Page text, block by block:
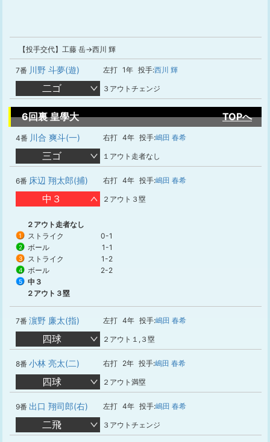
【投手交代】工藤 岳→西川 輝
7番 川野 斗夢(遊) 左打 1年 投手:西川 輝
二ゴ ３アウトチェンジ
6回裏 皇學大 TOPへ
4番 川合 爽斗(一) 右打 4年 投手:嶋田 春希
三ゴ １アウト走者なし
6番 床辺 翔太郎(捕) 右打 4年 投手:嶋田 春希
中３ ２アウト３塁
２アウト走者なし
1 ストライク 0-1
2 ボール 1-1
3 ストライク 1-2
4 ボール 2-2
5
中３
２アウト３塁
7番 濵野 廉太(指) 左打 4年 投手:嶋田 春希
四球 ２アウト１,３塁
8番 小林 亮太(二) 右打 2年 投手:嶋田 春希
四球 ２アウト満塁
9番 出口 翔司郎(右) 左打 4年 投手:嶋田 春希
二飛 ３アウトチェンジ